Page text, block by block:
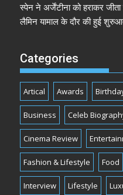
स्पेन ने अर्जेंटीना को हराकर
लैमिन यामाल के दौर की हुई
Categories
Artical Awards
Business Celeb
Cinema Review
Fashion & Lifestyle Food
Interview Lifestyle